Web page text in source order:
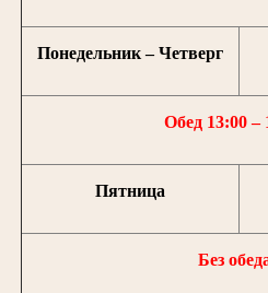
Понедельник – Четверг
Обед 13:00 –
Пятница
Без